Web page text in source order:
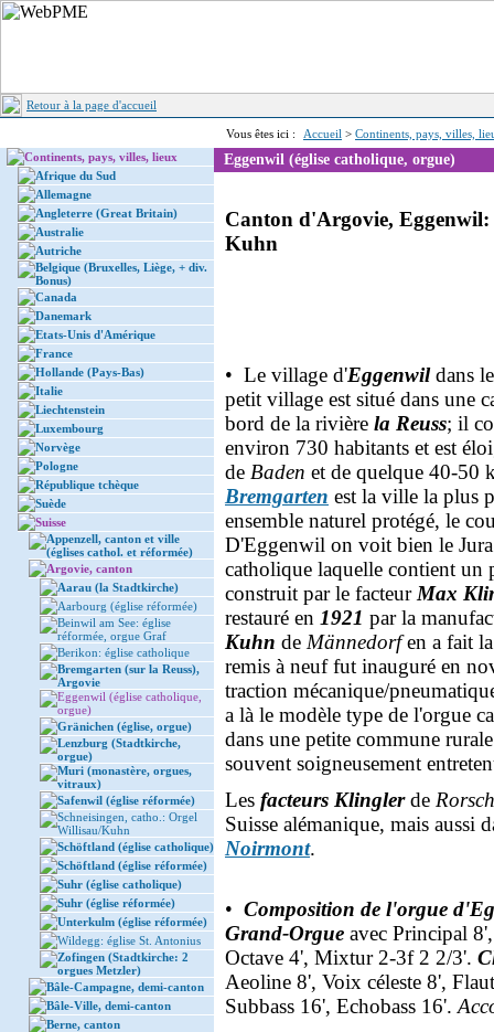
Retour à la page d'accueil
Vous êtes ici : Accueil > Continents, pays, villes,
Continents, pays, villes, lieux
Afrique du Sud
Allemagne
Angleterre (Great Britain)
Australie
Autriche
Belgique (Bruxelles, Liège, + div.
Bonus)
Canada
Danemark
Etats-Unis d'Amérique
France
Hollande (Pays-Bas)
Italie
Liechtenstein
Luxembourg
Norvège
Pologne
République tchèque
Suède
Suisse
Appenzell, canton et ville
(églises cathol. et réformée)
Argovie, canton
Aarau (la Stadtkirche)
Aarbourg (église réformée)
Beinwil am See: église
réformée, orgue Graf
Berikon: église catholique
Bremgarten (sur la Reuss),
Argovie
Eggenwil (église catholique,
orgue)
Gränichen (église, orgue)
Lenzburg (Stadtkirche,
orgue)
Muri (monastère, orgues,
vitraux)
Safenwil (église réformée)
Schneisingen, catho.: Orgel
Willisau/Kuhn
Schöftland (église catholique)
Schöftland (église réformée)
Suhr (église catholique)
Suhr (église réformée)
Unterkulm (église réformée)
Wildegg: église St. Antonius
Zofingen (Stadtkirche: 2
orgues Metzler)
Bâle-Campagne, demi-canton
Bâle-Ville, demi-canton
Berne, canton
Eggenwil (église catholique, orgue)
Canton d'Argovie, Eggenwil:
Kuhn
• Le village d'Eggenwildans
petit village est situé dans une
bord de la rivière la Reuss; il
environ 730 habitants et est
de Baden et de quelque 40-50
Bremgarten est la ville la plus
ensemble naturel protégé, le
D'Eggenwil on voit bien le Jura
catholique laquelle contient un
construit par le facteur Max
restauré en 1921 par la
Kuhn de Männedorfen a fait
remis à neuf fut inauguré en
traction mécanique/
a là le modèle type de l'orgue
dans une petite commune
souvent soigneusement
Les facteurs Klinglerde
Suisse alémanique, mais aussi
Noirmont.
• Composition de l'orgue
Grand-Orgue avec Principal
Octave 4', Mixtur 2-3f 2 2/3'.
Aeoline 8', Voix céleste 8',
Subbass 16', Echobass 16'.